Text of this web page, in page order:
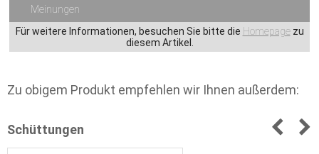
Meinungen
Für weitere Informationen, besuchen Sie bitte die Homepagezu
diesem Artikel.
Zu obigem Produkt empfehlen wir Ihnen außerdem:
Schüttungen